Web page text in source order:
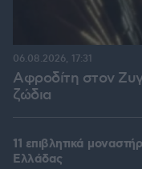
Αφροδίτη στον
ζώδια
06.08.2026, 17:31
11 επιβλητικά
Ελλάδας